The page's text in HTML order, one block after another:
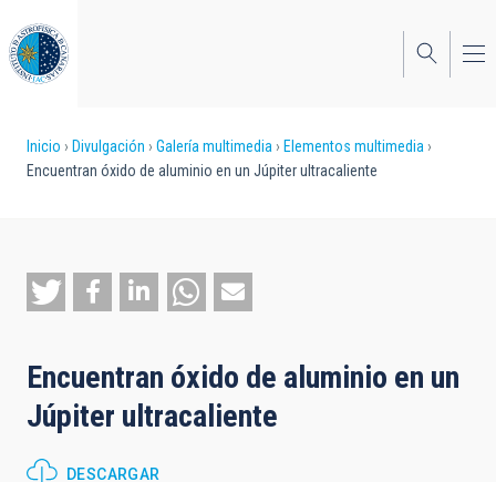
al
contenido
principal
Sobrescribir
ayuda
a
navegación
Inicio Divulgación Galería multimedia
Elementos multimedia
Encuentran óxido de aluminio en un Júpiter ultracaliente
Encuentran óxido de aluminio en un
Júpiter ultracaliente
DESCARGAR